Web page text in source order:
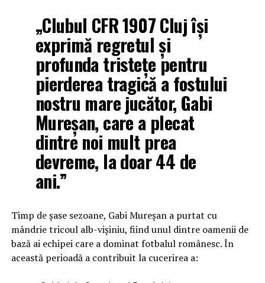
„Clubul CFR 1907 Cluj își
exprimă regretul și
profunda tristețe pentru
pierderea tragică a fostului
nostru mare jucător, Gabi
Mureșan, care a plecat
dintre noi mult prea
devreme, la doar 44 de
ani.”
Timp de șase sezoane, Gabi Mureșan a purtat cu
mândrie tricoul alb-vișiniu, fiind unul dintre oamenii de
bază ai echipei care a dominat fotbalul românesc. În
această perioadă a contribuit la cucerirea a: